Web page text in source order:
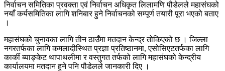
निर्वाचन समितिका प्रवक्ता एवं निर्वाचन अधिकृत लिलामणि पौडेलले महासंघको
नयाँ कर्यसमितिका लागि शनिबार हुने निर्वाचनको सम्पूर्ण तयारी पूरा भएको बताए
।
महासंघको चुनावका लागि तीन ठाउँमा मतदान केन्द्र तोकिएको छ । जिल्ला
नगरतर्फका लागि कमलादीस्थित प्रज्ञा प्रतिष्ठानमा, एसोसिएटतर्फका लागि
कार्की ब्याङ्केट थापाथलीमा र वस्तुगत तर्फको लागि महासंघको केन्द्रीय
कार्यालयमा मतदान हुने पनि पौडेलले जानकारी दिए ।